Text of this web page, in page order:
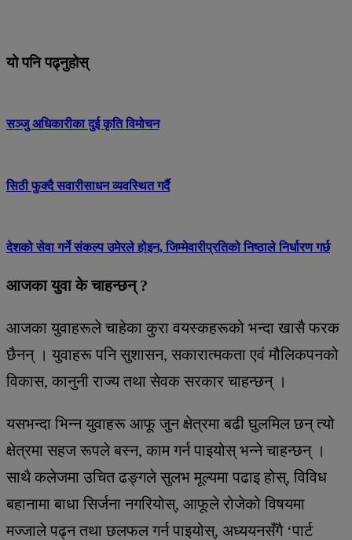
यो पनि पढ्नुहोस्
सञ्जु अधिकारीका दुई कृति विमोचन
सिठी फुक्दै सवारीसाधन व्यवस्थित गर्दै
देशको सेवा गर्ने संकल्प उमेरले होइन, जिम्मेवारीप्रतिको निष्ठाले निर्धारण गर्छ
आजका युवा के चाहन्छन् ?
आजका युवाहरूले चाहेका कुरा वयस्कहरूको भन्दा खासै फरक
छैनन् । युवाहरू पनि सुशासन, सकारात्मकता एवं मौलिकपनको
विकास, कानुनी राज्य तथा सेवक सरकार चाहन्छन् ।
यसभन्दा भिन्न युवाहरू आफू जुन क्षेत्रमा बढी घुलमिल छन् त्यो
क्षेत्रमा सहज रूपले बस्न, काम गर्न पाइयोस् भन्ने चाहन्छन् ।
साथै कलेजमा उचित ढङ्गले सुलभ मूल्यमा पढाइ होस्, विविध
बहानामा बाधा सिर्जना नगरियोस्, आफूले रोजेको विषयमा
मज्जाले पढ्न तथा छलफल गर्न पाइयोस्, अध्ययनसँगै ‘पार्ट